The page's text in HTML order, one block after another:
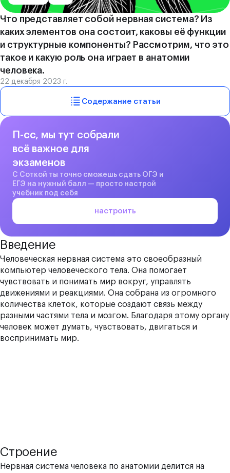
Что представляет собой нервная система? Из
каких элементов она состоит, каковы её функции
и структурные компоненты? Рассмотрим, что это
такое и какую роль она играет в анатомии
человека.
22 декабря 2023 г.
Содержание статьи
П-сс, мы тут собрали
всё важное для
экзаменов
С Соткой ты точно сможешь сдать ОГЭ и
ЕГЭ на нужный балл — просто настрой
учебник под себя
настроить
Введение
Человеческая нервная система это своеобразный
компьютер человеческого тела. Она помогает
чувствовать и понимать мир вокруг, управлять
движениями и реакциями. Она собрана из огромного
количества клеток, которые создают связь между
разными частями тела и мозгом. Благодаря этому органу
человек может думать, чувствовать, двигаться и
воспринимать мир.
Строение
Нервная система человека по анатомии делится на